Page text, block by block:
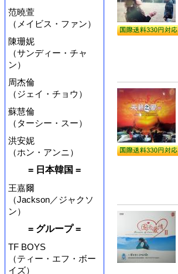
范曉萱
（メイビス・ファン）
陳珊妮
（サンディー・チャ
ン）
周杰倫
（ジェイ・チョウ）
蘇慧倫
（ターシー・スー）
洪安妮
（ホン・アンニ）
= 日本韓国 =
王嘉爾
（Jackson／ジャクソ
ン）
= グループ =
TF BOYS
（ティー・エフ・ボー
イズ）